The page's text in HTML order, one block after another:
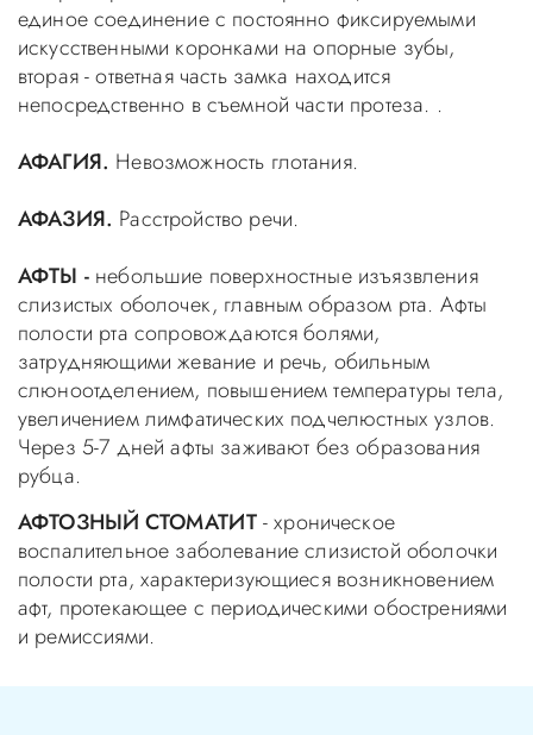
единое соединение с постоянно фиксируемыми
искусственными коронками на опорные зубы,
вторая - ответная часть замка находится
непосредственно в съемной части протеза. .
АФАГИЯ. Невозможность глотания.
АФАЗИЯ. Расстройство речи.
АФТЫ - небольшие поверхностные изъязвления
слизистых оболочек, главным образом рта. Афты
полости рта сопровождаются болями,
затрудняющими жевание и речь, обильным
слюноотделением, повышением температуры тела,
увеличением лимфатических подчелюстных узлов.
Через 5-7 дней афты заживают без образования
рубца.
АФТОЗНЫЙ СТОМАТИТ- хроническое
воспалительное заболевание слизистой оболочки
полости рта, характеризующиеся возникновением
афт, протекающее с периодическими обострениями
и ремиссиями.